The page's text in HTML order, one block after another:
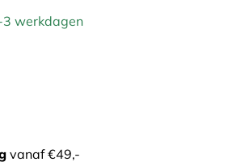
3 werkdagen
vanaf €49,-